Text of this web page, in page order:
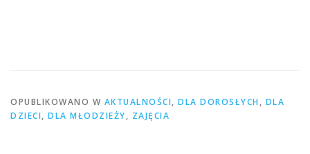
OPUBLIKOWANO W AKTUALNOŚCI, DLA DOROSŁYCH, DLA
DZIECI, DLA MŁODZIEŻY, ZAJĘCIA